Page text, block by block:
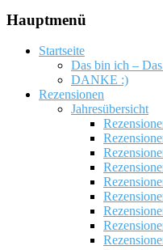
Hauptmenü
Startseite
Das bin ich –
DANKE :)
Rezensionen
Jahresübersicht